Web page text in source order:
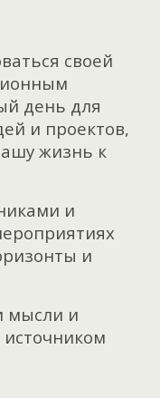
своей
день для
и проектов,
жизнь к
и
и
мысли и
источником